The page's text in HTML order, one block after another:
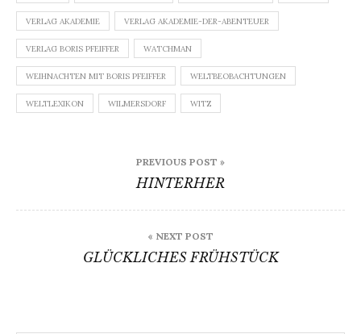
VERLAG AKADEMIE VERLAG AKADEMIE-DER-ABENTEUER
VERLAG BORIS PFEIFFER WATCHMAN
WEIHNACHTEN MIT BORIS PFEIFFER WELTBEOBACHTUNGEN
WELTLEXIKON WILMERSDORF WITZ
PREVIOUS POST »
HINTERHER
« NEXT POST
GLÜCKLICHES FRÜHSTÜCK